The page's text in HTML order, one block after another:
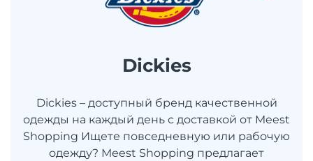
Dickies
Dickies – доступный бренд качественной
одежды на каждый день с доставкой от Meest
Shopping Ищете повседневную или рабочую
одежду? Meest Shopping предлагает